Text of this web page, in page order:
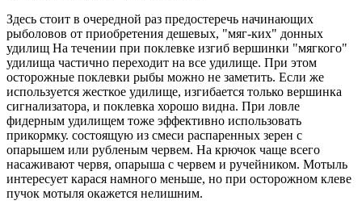
Здесь стоит в очередной раз предостеречь начинающих
рыболовов от приобретения дешевых, "мяг-ких" донных
удилищ На течении при поклевке изгиб вершинки "мягкого"
удилища частично переходит на все удилище. При этом
осторожные поклевки рыбы можно не заметить. Если же
используется жесткое удилище, изгибается только вершинка
сигнализатора, и поклевка хорошо видна. При ловле
фидерным удилищем тоже эффективно использовать
прикормку. состоящую из смеси распаренных зерен с
опарышем или рубленым червем. На крючок чаще всего
насаживают червя, опарыша с червем и ручейником. Мотыль
интересует карася намного меньше, но при осторожном клеве
пучок мотыля окажется нелишним.